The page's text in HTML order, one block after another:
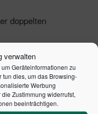
verwalten
Geräteinformationen zu
dies, um das Browsing-
Werbung
Zustimmung widerrufst,
beeinträchtigen.
doppelten
Schritt für Schritt
wichtigsten
und ihre